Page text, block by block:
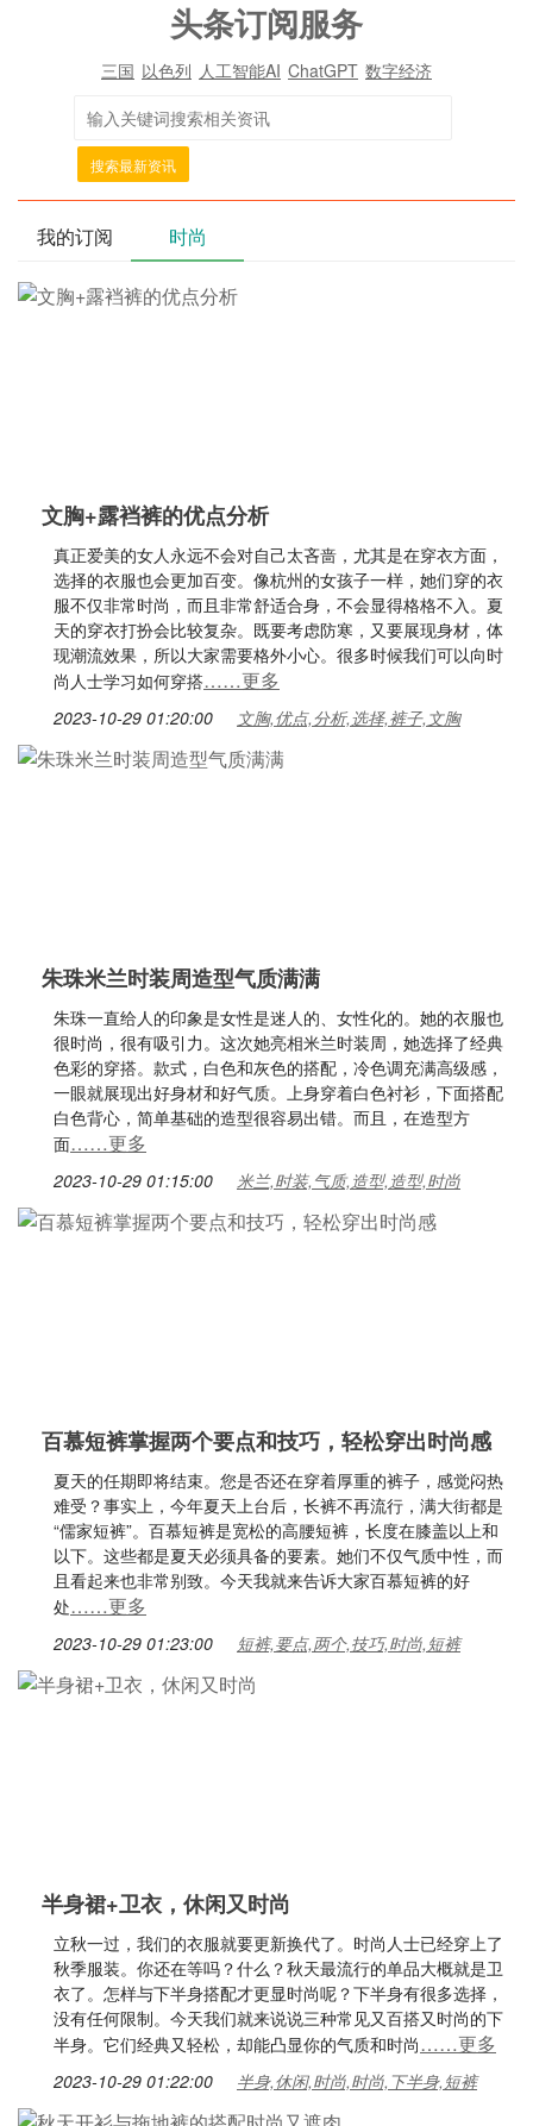
头条订阅服务
三国 以色列 人工智能AI ChatGPT 数字经济
搜索最新资讯
我的订阅 时尚
文胸+露裆裤的优点分析
真正爱美的女人永远不会对自己太吝啬，尤其是在穿衣方面，
选择的衣服也会更加百变。像杭州的女孩子一样，她们穿的衣
服不仅非常时尚，而且非常舒适合身，不会显得格格不入。夏
天的穿衣打扮会比较复杂。既要考虑防寒，又要展现身材，体
现潮流效果，所以大家需要格外小心。很多时候我们可以向时
尚人士学习如何穿搭……更多
2023-10-29 01:20:00 文胸,优点,分析,选择,裤子,文胸
朱珠米兰时装周造型气质满满
朱珠一直给人的印象是女性是迷人的、女性化的。她的衣服也
很时尚，很有吸引力。这次她亮相米兰时装周，她选择了经典
色彩的穿搭。款式，白色和灰色的搭配，冷色调充满高级感，
一眼就展现出好身材和好气质。上身穿着白色衬衫，下面搭配
白色背心，简单基础的造型很容易出错。而且，在造型方
面……更多
2023-10-29 01:15:00 米兰,时装,气质,造型,造型,时尚
百慕短裤掌握两个要点和技巧，轻松穿出时尚感
夏天的任期即将结束。您是否还在穿着厚重的裤子，感觉闷热
难受？事实上，今年夏天上台后，长裤不再流行，满大街都是
“儒家短裤”。百慕短裤是宽松的高腰短裤，长度在膝盖以上和
以下。这些都是夏天必须具备的要素。她们不仅气质中性，而
且看起来也非常别致。今天我就来告诉大家百慕短裤的好
处……更多
2023-10-29 01:23:00 短裤,要点,两个,技巧,时尚,短裤
半身裙+卫衣，休闲又时尚
立秋一过，我们的衣服就要更新换代了。时尚人士已经穿上了
秋季服装。你还在等吗？什么？秋天最流行的单品大概就是卫
衣了。怎样与下半身搭配才更显时尚呢？下半身有很多选择，
没有任何限制。今天我们就来说说三种常见又百搭又时尚的下
半身。它们经典又轻松，却能凸显你的气质和时尚……更多
2023-10-29 01:22:00 半身,休闲,时尚,时尚,下半身,短裤